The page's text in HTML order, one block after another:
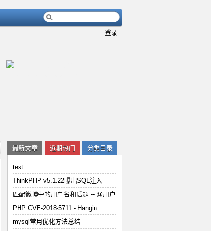
登录
详细内容
PHP CVE-2018-5711 - Han
最新文章 近期热门 分类目录
test
ThinkPHP v5.1.22曝出SQL注入
匹配微博中的用户名和话题 -- @用户
PHP CVE-2018-5711 - Hangin
mysql常用优化方法总结